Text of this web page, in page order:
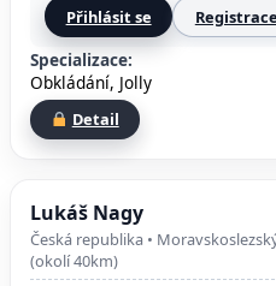
Přihlásit se Registrace
Specializace:
Obkládání, Jolly
Detail
Lukáš Nagy
Česká republika •
(okolí 40km)